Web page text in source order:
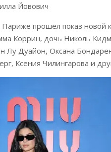
Йовович
прошёл показ новой
Коррин, дочь Николь
Лу Дуайон, Оксана
Ксения Чилингарова и